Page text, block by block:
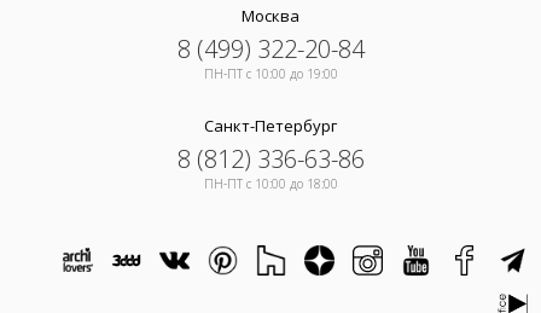
Москва
8 (499) 322-20-84
ПН-ПТ c 10:00 до 19:00
Санкт-Петербург
8 (812) 336-63-86
ПН-ПТ c 10:00 до 18:00